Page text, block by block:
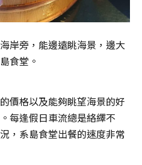
岸旁，能邊遠眺海景，邊大
食堂。
價格以及能夠眺望海景的好
每逢假日車流總是絡繹不
，系島食堂出餐的速度非常